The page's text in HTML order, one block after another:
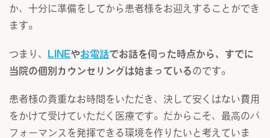
か、十分に準備をしてから患者様をお迎えすることができ
ます。
つまり、 LINEやお電話でお話を伺った時点から、すでに
当院の個別カウンセリングは始まっているのです。
患者様の貴重なお時間をいただき、決して安くはない費用
をかけて受けていただく医療です。だからこそ、最高のパ
フォーマンスを発揮できる環境を作りたいと考えていま